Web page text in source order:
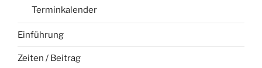
Terminkalender
Einführung
Zeiten / Beitrag